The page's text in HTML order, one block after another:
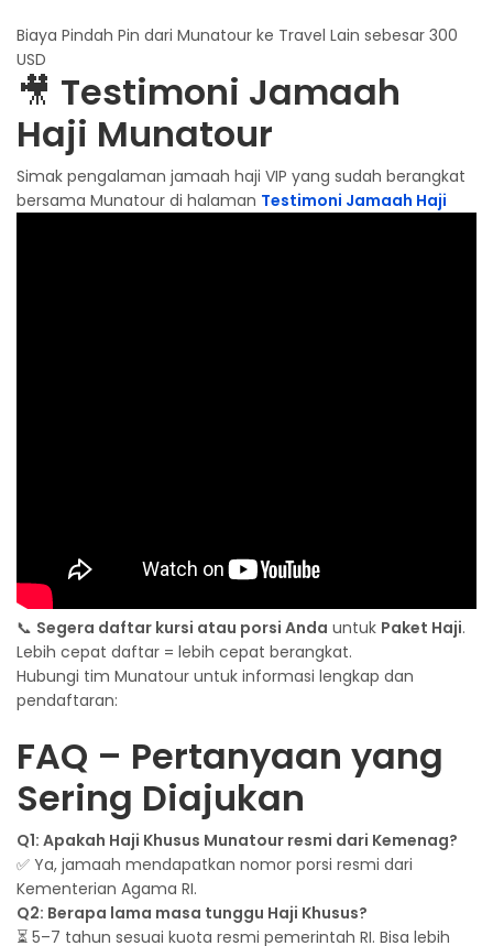
Biaya Pindah Pin dari Munatour ke Travel Lain sebesar 300
USD
🎥 Testimoni Jamaah
Haji Munatour
Simak pengalaman jamaah haji VIP yang sudah berangkat
bersama Munatour di halaman Testimoni Jamaah Haji
📞 Segera daftar kursi atau porsi Anda untuk Paket Haji.
Lebih cepat daftar = lebih cepat berangkat.
Hubungi tim Munatour untuk informasi lengkap dan
pendaftaran:
FAQ – Pertanyaan yang
Sering Diajukan
Q1: Apakah Haji Khusus Munatour resmi dari Kemenag?
✅ Ya, jamaah mendapatkan nomor porsi resmi dari
Kementerian Agama RI.
Q2: Berapa lama masa tunggu Haji Khusus?
⏳ 5–7 tahun sesuai kuota resmi pemerintah RI. Bisa lebih